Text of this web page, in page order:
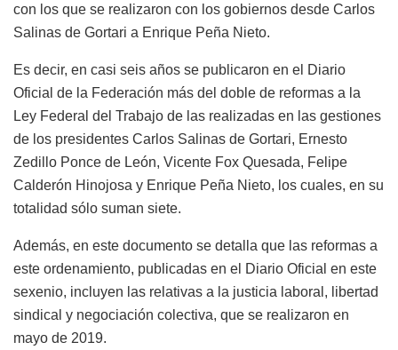
con los que se realizaron con los gobiernos desde Carlos
Salinas de Gortari a Enrique Peña Nieto.
Es decir, en casi seis años se publicaron en el Diario
Oficial de la Federación más del doble de reformas a la
Ley Federal del Trabajo de las realizadas en las gestiones
de los presidentes Carlos Salinas de Gortari, Ernesto
Zedillo Ponce de León, Vicente Fox Quesada, Felipe
Calderón Hinojosa y Enrique Peña Nieto, los cuales, en su
totalidad sólo suman siete.
Además, en este documento se detalla que las reformas a
este ordenamiento, publicadas en el Diario Oficial en este
sexenio, incluyen las relativas a la justicia laboral, libertad
sindical y negociación colectiva, que se realizaron en
mayo de 2019.